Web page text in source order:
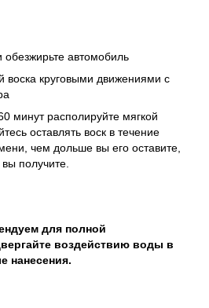
автомобиль
воска круговыми движениями с
минут располируйте мягкой
оставлять воск в течение
чем дольше вы его оставите,
получите.
для полной
воздействию воды в
нанесения.